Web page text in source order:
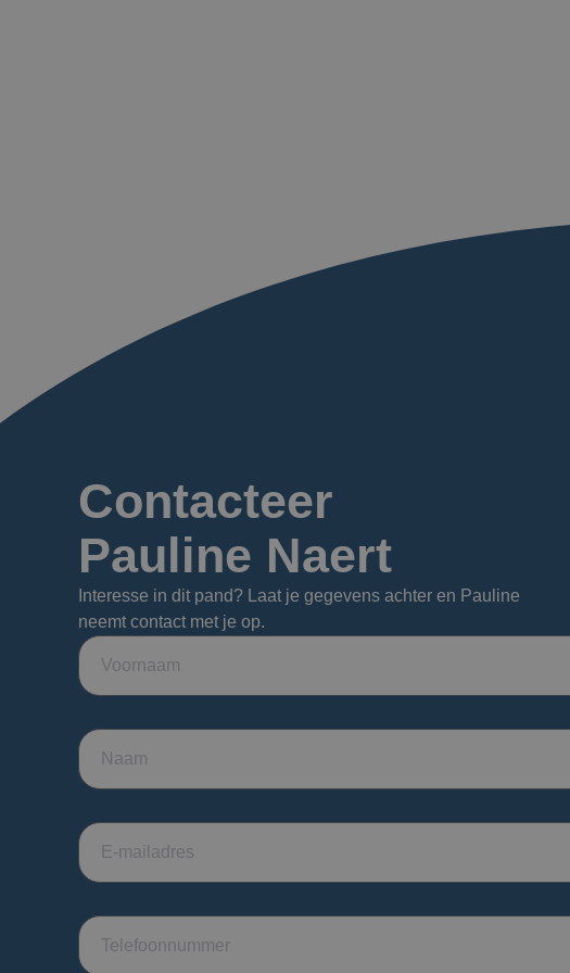
Contacteer
Pauline Naert
Interesse in dit pand? Laat je gegevens achter en Pauline
neemt contact met je op.